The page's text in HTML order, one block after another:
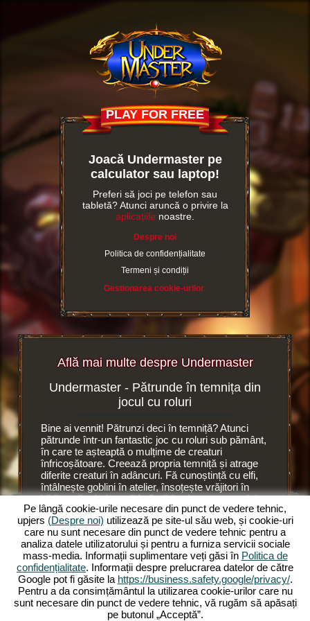
PLAY FOR FREE
Joacă Undermaster pe
calculator sau laptop!
Preferi să joci pe telefon sau
tabletă? Atunci aruncă o privire la
aplicațiile noastre.
Despre noi
Politica de confidențialitate
Termeni și condiții
Gestionarea cookie-urilor
Află mai multe despre Undermaster
Undermaster - Pătrunde în temnița din
jocul cu roluri
Bine ai vennit! Pătrunzi deci în temniță? Atunci
pătrunde într-un fantastic joc cu roluri sub pământ,
în care te așteaptă o mulțime de creaturi
înfricoșătoare. Creează propria temniță și atrage
diferite creaturi în adâncuri. Fă cunoștință cu elfi,
întâlnește goblini în atelier, însoțește vrăjitori în
bibliotecă, trimite troli în fierărie și crește moralul
de muncă a creaturilor sinistre cu ajutorul unui
succubus, o diavoliță cu bici. Deoareceîn
Undermasterte ocupi de numeroase ființe
fabuloase. Administrează temnița ta în jocul online
cu roluri și extinde-o pe mai multe nivele.
Decoreaz-o cu articole grozave, extinde camerele
și iluminează încăperile cu torțe colorate.
Experimentează intensitatea acestui joc online cu
roluri și pătrunde acum în Undermaster. Vrei să știi
ce te așteaptă? Atunci citește mai departe.
Este o
Acolo
ai
din
Elfii
place
pe
elfii.
să
Trebuie
Pe lângă cookie-urile necesare din punct de vedere tehnic,
upjers (Despre noi) utilizează pe site-ul său web, și cookie-uri
care nu sunt necesare din punct de vedere tehnic pentru a
analiza datele utilizatorului și pentru a furniza servicii sociale
mass-media. Informații suplimentare veți găsi în Politica de
confidențialitate. Informații despre prelucrarea datelor de către
Google pot fi găsite la https://business.safety.google/privacy/.
Pentru a da consimțământul la utilizarea cookie-urilor care nu
sunt necesare din punct de vedere tehnic, vă rugăm să apăsați
pe butonul „Acceptă”.